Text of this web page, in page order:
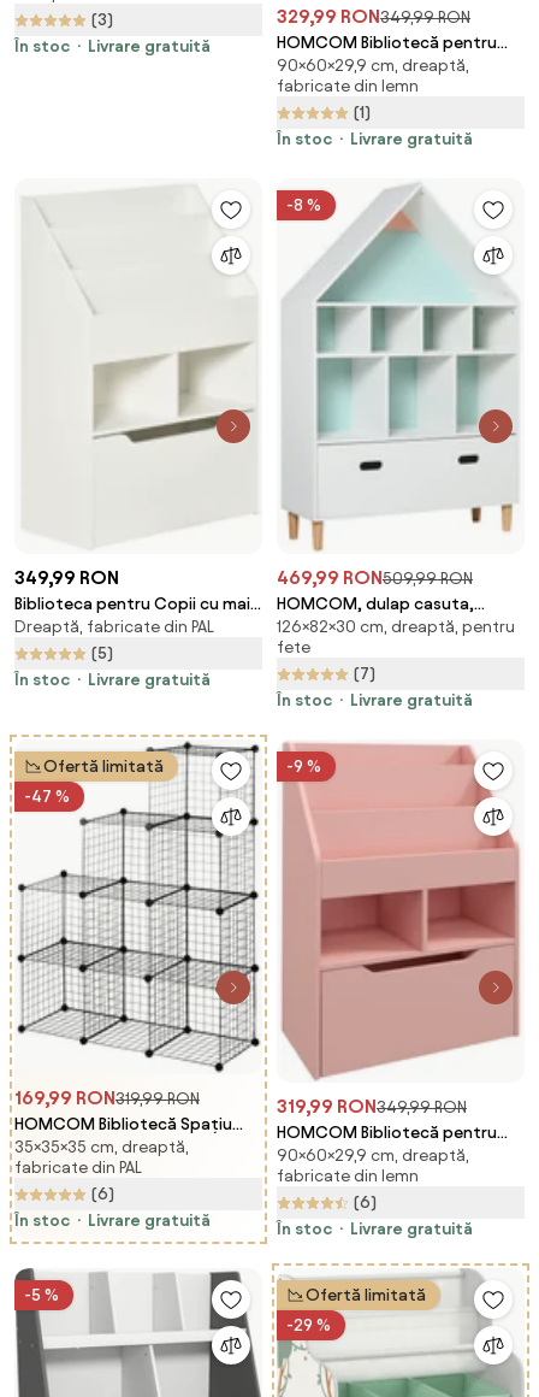
Jucării cu 4 Niveluri și 9 Coșuri,
77x42x94 cm, Crem Alb |
(3)
În stoc
Livrare gratuită
329,99 RON349,99 RON
HOMCOM Bibliotecă pentru
Copii cu Rafturi și Sertar, Raft
Mobil pentru Jucării și Cărți,
Dimensiuni 60x29.9x90 cm,
Verde Strălucitor | Aosom
90×60×29,9 cm, dreaptă,
fabricate din lemn
(1)
În stoc
Livrare gratuită
349,99 RON
Biblioteca pentru Copii cu mai
Multe Rafturi Suport de
Organizare cu Sertar de
Depozitare pentru Camera de
Dreaptă, fabricate din PAL
(5)
În stoc
Livrare gratuită
-8 %
469,99 RON509,99 RON
HOMCOM, dulap casuta,
certificare netoxica, 82x30x126
cm | Aosom Romania
126×82×30 cm, dreaptă, pentru
fete
(7)
În stoc
Livrare gratuită
Ofertă limitată
-47 %
169,99 RON319,99 RON
HOMCOM Bibliotecă Spațiu
Redus, 9 Cuburi, Oțel/PP,
35x35x35cm, Negru, pentru
Jucării/Haine | Aosom Romania
35×35×35 cm, dreaptă,
fabricate din PAL
(6)
În stoc
Livrare gratuită
-9 %
319,99 RON349,99 RON
HOMCOM Bibliotecă pentru
Copii cu Rafturi, Sertar și Roți,
Raft pentru Jucării și Cărți,
60x29.9x90 cm, Roz | Aosom
Romania
90×60×29,9 cm, dreaptă,
fabricate din lemn
(6)
În stoc
Livrare gratuită
-5 %
Ofertă limitată
-29 %